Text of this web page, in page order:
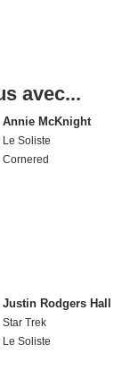
avec...
Annie McKnight
Le Soliste
Cornered
Justin Rodgers Hall
Star Trek
Le Soliste